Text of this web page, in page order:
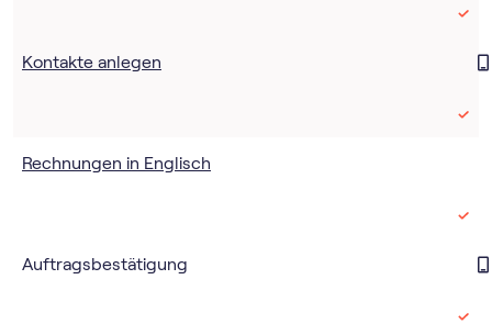
Kontakte anlegen
Rechnungen in Englisch
Auftragsbestätigung